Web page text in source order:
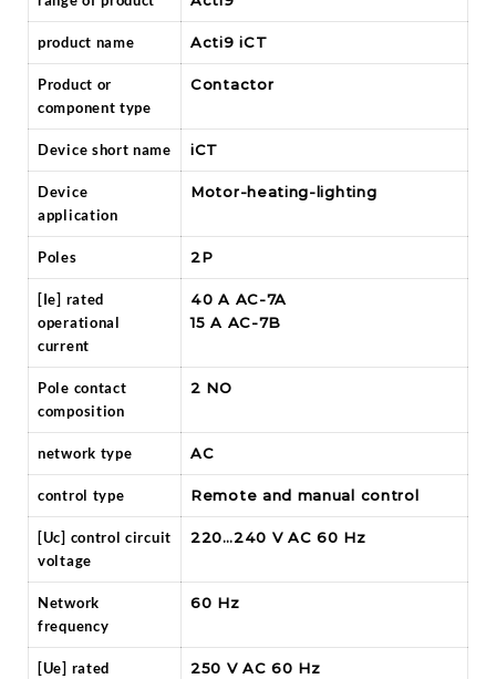
product name Acti9 iCT
Product or
component type
Contactor
Device short name iCT
Device
application
Motor-heating-lighting
Poles 2P
[Ie] rated
operational
current
40 A AC-7A
15 A AC-7B
Pole contact
composition
2 NO
network type AC
control type Remote and manual control
[Uc] control circuit
voltage
220…240 V AC 60 Hz
Network
frequency
60 Hz
[Ue] rated
250 V AC 60 Hz